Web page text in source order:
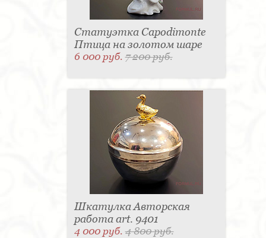
Статуэтка Capodimonte
Птица на золотом шаре
6 000 руб.7 200 руб.
Шкатулка Авторская
работа art. 9401
4 000 руб.4 800 руб.